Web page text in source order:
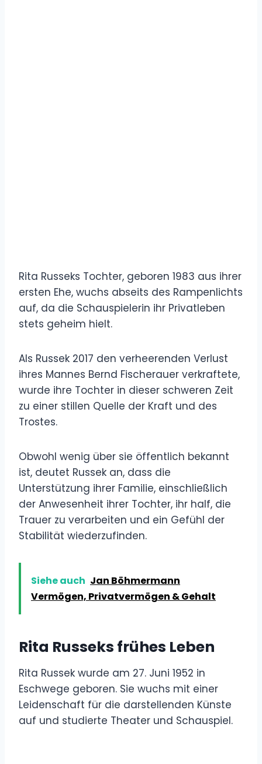
Rita Russeks Tochter, geboren 1983 aus ihrer
ersten Ehe, wuchs abseits des Rampenlichts
auf, da die Schauspielerin ihr Privatleben
stets geheim hielt.
Als Russek 2017 den verheerenden Verlust
ihres Mannes Bernd Fischerauer verkraftete,
wurde ihre Tochter in dieser schweren Zeit
zu einer stillen Quelle der Kraft und des
Trostes.
Obwohl wenig über sie öffentlich bekannt
ist, deutet Russek an, dass die
Unterstützung ihrer Familie, einschließlich
der Anwesenheit ihrer Tochter, ihr half, die
Trauer zu verarbeiten und ein Gefühl der
Stabilität wiederzufinden.
Siehe auch Jan Böhmermann
Vermögen, Privatvermögen & Gehalt
Rita Russeks frühes Leben
Rita Russek wurde am 27. Juni 1952 in
Eschwege geboren. Sie wuchs mit einer
Leidenschaft für die darstellenden Künste
auf und studierte Theater und Schauspiel.